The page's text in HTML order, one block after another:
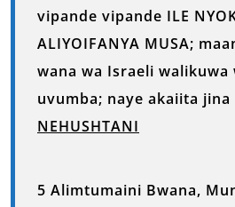
vipande vipande ILE
ALIYOIFANYA MUSA;
wana wa Israeli walikuwa
uvumba; naye akaiita jina
NEHUSHTANI
5 Alimtumaini Bwana,